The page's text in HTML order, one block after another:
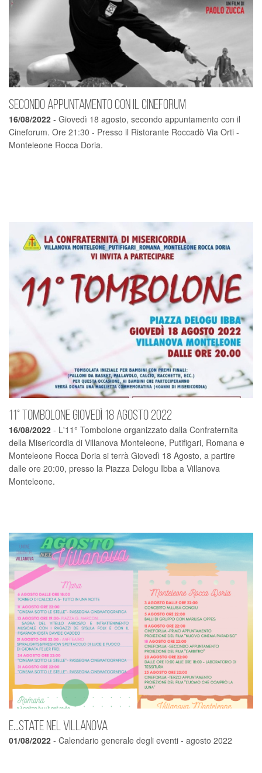
Secondo appuntamento con il Cineforum
16/08/2022 - Giovedì 18 agosto, secondo appuntamento con il
Cineforum. Ore 21:30 - Presso il Ristorante Roccadò Via Orti -
Monteleone Rocca Doria.
11° TOMBOLONE GIOVEDÌ 18 AGOSTO 2022
16/08/2022 - L'11° Tombolone organizzato dalla Confraternita
della Misericordia di Villanova Monteleone, Putifigari, Romana e
Monteleone Rocca Doria si terrà Giovedì 18 Agosto, a partire
dalle ore 20:00, presso la Piazza Delogu Ibba a Villanova
Monteleone.
E...state nel Villanova
01/08/2022 - Calendario generale degli eventi - agosto 2022